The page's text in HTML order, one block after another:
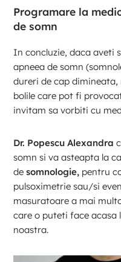
Programare la
de somn
In concluzie, daca aveti
apneea de somn
dureri de cap
bolile care pot fi
invitam sa vorbiti cu
Dr. Popescu Alexandra
somn si va asteapta la
desomnologie, pentru
pulsoximetrie sau/si
masuratoare a mai
care o puteti face
noastra.